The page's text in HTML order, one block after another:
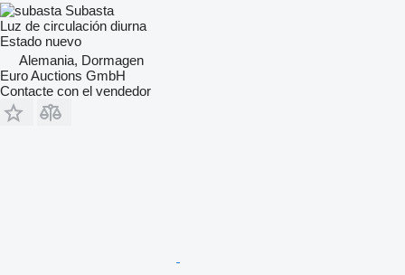
Subasta
Luz de circulación diurna
Estado nuevo
Alemania, Dormagen
Euro Auctions GmbH
Contacte con el vendedor